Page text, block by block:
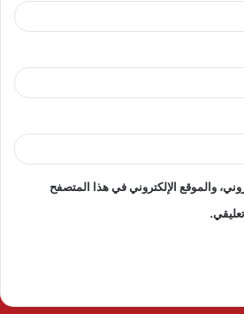
والموقع الإلكتروني في هذا المتصفح